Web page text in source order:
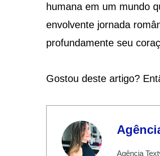
humana em um mundo
envolvente jornada
profundamente seu
Gostou deste artigo?
Agência